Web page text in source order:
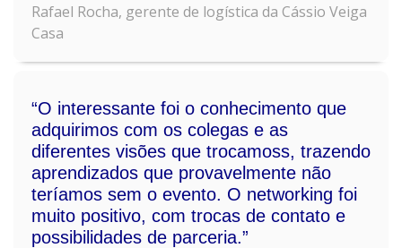
Rafael Rocha, gerente de logística da Cássio Veiga
Casa
“O interessante foi o conhecimento que
adquirimos com os colegas e as
diferentes visões que trocamoss, trazendo
aprendizados que provavelmente não
teríamos sem o evento. O networking foi
muito positivo, com trocas de contato e
possibilidades de parceria.”